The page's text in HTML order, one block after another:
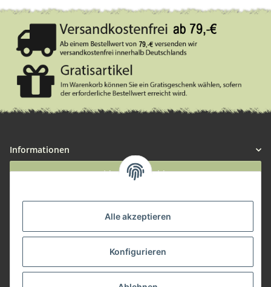
Alle akzeptieren
Konfigurieren
Informationen
Widerruf anmelden
Herstellerinformationen